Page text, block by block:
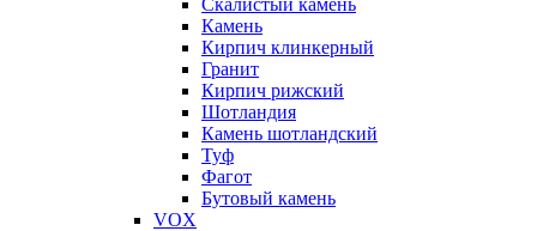
Скалистый камень
Камень
Кирпич клинкерный
Гранит
Кирпич рижский
Шотландия
Камень шотландский
Туф
Фагот
Бутовый камень
VOX